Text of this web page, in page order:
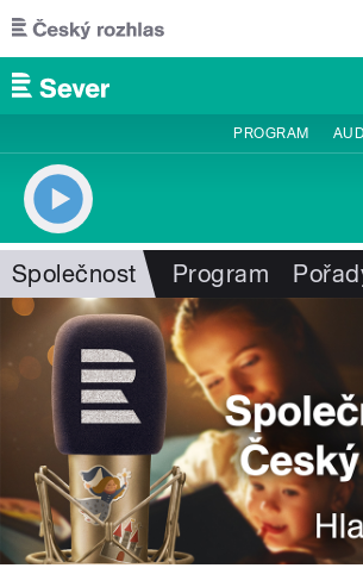
Přejít k hlavnímu obsahu
PROGRAM
Společnost Program